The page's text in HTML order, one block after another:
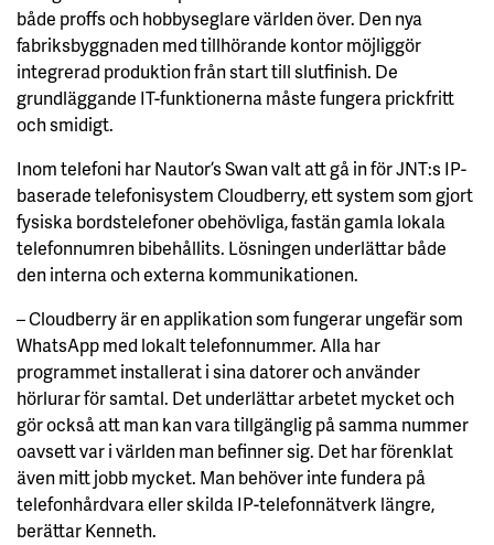
både proffs och hobbyseglare världen över. Den nya
fabriksbyggnaden med tillhörande kontor möjliggör
integrerad produktion från start till slutfinish. De
grundläggande IT-funktionerna måste fungera prickfritt
och smidigt.
Inom telefoni har Nautor’s Swan valt att gå in för JNT:s IP-
baserade telefonisystem Cloudberry, ett system som gjort
fysiska bordstelefoner obehövliga, fastän gamla lokala
telefonnumren bibehållits. Lösningen underlättar både
den interna och externa kommunikationen.
– Cloudberry är en applikation som fungerar ungefär som
WhatsApp med lokalt telefonnummer. Alla har
programmet installerat i sina datorer och använder
hörlurar för samtal. Det underlättar arbetet mycket och
gör också att man kan vara tillgänglig på samma nummer
oavsett var i världen man befinner sig. Det har förenklat
även mitt jobb mycket. Man behöver inte fundera på
telefonhårdvara eller skilda IP-telefonnätverk längre,
berättar Kenneth.